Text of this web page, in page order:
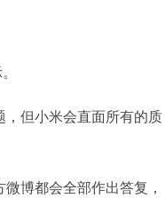
但小米会直面所有的质
博都会全部作出答复，